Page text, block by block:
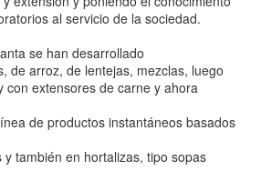
al servicio de la sociedad.
se han desarrollado
de arroz, de lentejas, mezclas, luego
con extensores de carne y ahora
de productos instantáneos basados
también en hortalizas, tipo sopas